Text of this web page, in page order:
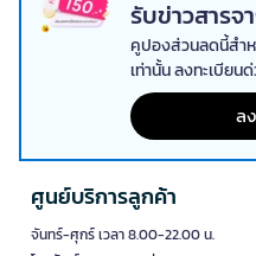
พ่นยาฆ่าแมลง งานทำความสะอาด
จัดการกับของเหลวที่มีความเสี่ยง
ป้องกันสารละลายและสารเคมีที่เป็
2. ชุดกันฝุ่น (Dust
ชุดกันฝุ่นหรือ ชุด PPE กันฝุ่น ออ
อนุภาคที่ลอยในอากาศ และเศษวัสดุ
พ่นสี หรืออุตสาหกรรมที่มีฝุ่นจำนวน
ได้ดี สวมใส่สะดวกสบาย
รับข่าวสาร
คูปองส่วนลดนี้สำ
เท่านั้น ลงทะเบียน
ล
ศูนย์บริการลูกค้า
จันทร์-ศุกร์ เวลา 8.00-22.00 น.